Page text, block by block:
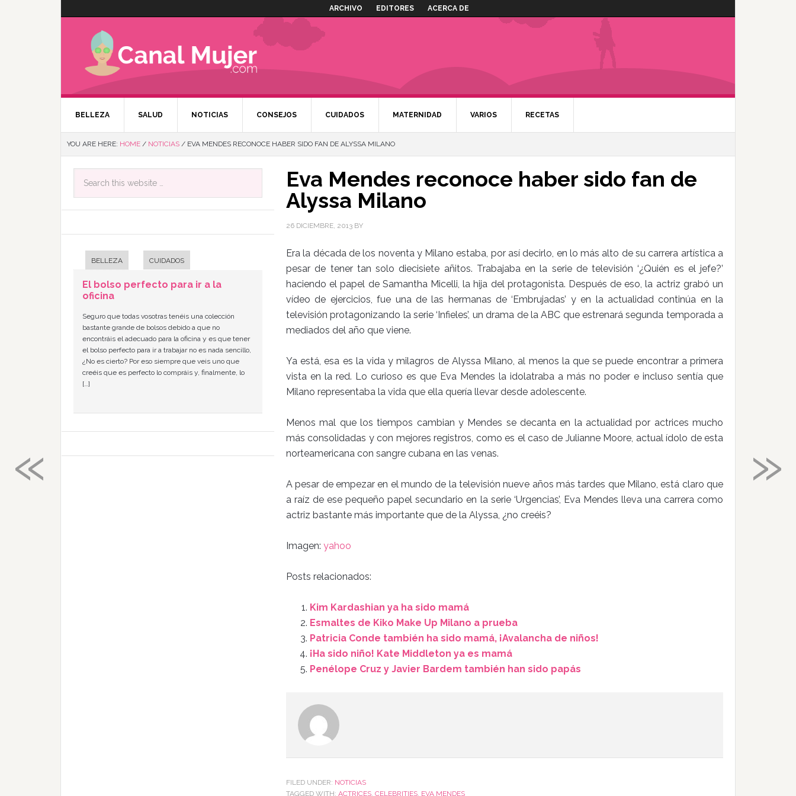
ARCHIVO EDITORES ACERCA DE
BELLEZA SALUD NOTICIAS CONSEJOS CUIDADOS MATERNIDAD VARIOS RECETAS
YOU ARE HERE: HOME / NOTICIAS / EVA MENDES RECONOCE HABER SIDO FAN DE ALYSSA MILANO
Eva Mendes reconoce haber sido fan de
Alyssa Milano
26 DICIEMBRE, 2013 BY
Era la década de los noventa y Milano estaba, por así decirlo, en lo más alto de su carrera artística a
pesar de tener tan solo diecisiete añitos. Trabajaba en la serie de televisión ‘¿Quién es el jefe?’
haciendo el papel de Samantha Micelli, la hija del protagonista. Después de eso, la actriz grabó un
vídeo de ejercicios, fue una de las hermanas de ‘Embrujadas’ y en la actualidad continúa en la
televisión protagonizando la serie ‘Infieles’, un drama de la ABC que estrenará segunda temporada a
mediados del año que viene.
Ya está, esa es la vida y milagros de Alyssa Milano, al menos la que se puede encontrar a primera
vista en la red. Lo curioso es que Eva Mendes la idolatraba a más no poder e incluso sentía que
Milano representaba la vida que ella quería llevar desde adolescente.
Menos mal que los tiempos cambian y Mendes se decanta en la actualidad por actrices mucho
más consolidadas y con mejores registros, como es el caso de Julianne Moore, actual ídolo de esta
norteamericana con sangre cubana en las venas.
A pesar de empezar en el mundo de la televisión nueve años más tardes que Milano, está claro que
a raíz de ese pequeño papel secundario en la serie ‘Urgencias’, Eva Mendes lleva una carrera como
actriz bastante más importante que de la Alyssa, ¿no creéis?
Imagen: yahoo
Posts relacionados:
Kim Kardashian ya ha sido mamá
Esmaltes de Kiko Make Up Milano a prueba
Patricia Conde también ha sido mamá, ¡Avalancha de niños!
¡Ha sido niño! Kate Middleton ya es mamá
Penélope Cruz y Javier Bardem también han sido papás
FILED UNDER: NOTICIAS
TAGGED WITH: ACTRICES, CELEBRITIES, EVA MENDES
BELLEZA CUIDADOS
El bolso perfecto para ir a la
oficina
Seguro que todas vosotras tenéis una colección
bastante grande de bolsos debido a que no
encontráis el adecuado para la oficina y es que tener
el bolso perfecto para ir a trabajar no es nada sencillo,
¿No es cierto? Por eso siempre que veis uno que
creéis que es perfecto lo compráis y, finalmente, lo
[…]
»
«